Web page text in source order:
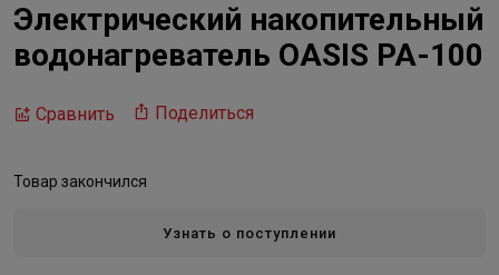
Электрический накопительный
водонагреватель OASIS PA-100
Сравнить Поделиться
Товар закончился
Узнать о поступлении